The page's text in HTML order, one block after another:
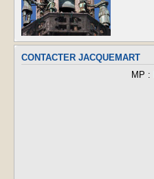
CONTACTER JACQUEMART
MP :